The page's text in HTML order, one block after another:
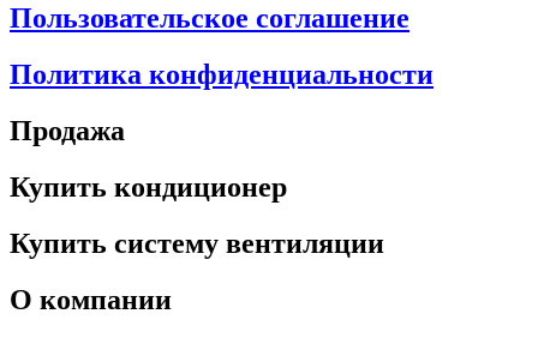
Пользовательское соглашение
Политика конфиденциальности
Продажа
Купить кондиционер
Купить систему вентиляции
О компании